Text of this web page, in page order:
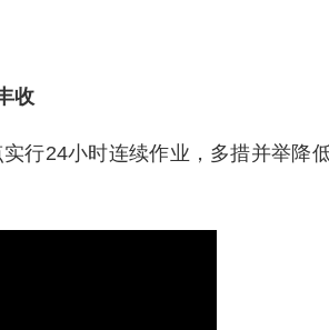
收
行24小时连续作业，多措并举降